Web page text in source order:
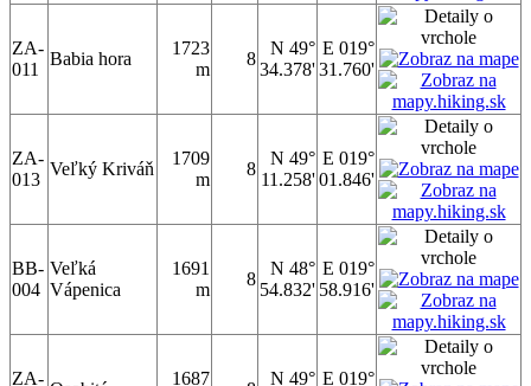
ZA-
011
Babia hora
1723
m
8
N 49°
34.378'
E 019°
31.760'
ZA-
013
Veľký Kriváň
1709
m
8
N 49°
11.258'
E 019°
01.846'
BB-
004
Veľká
Vápenica
1691
m
8
N 48°
54.832'
E 019°
58.916'
ZA-
1687
N 49° E 019°